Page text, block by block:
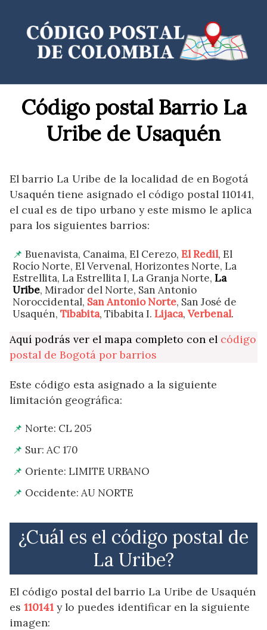
contenido
Código postal Barrio La
Uribe de Usaquén
El barrio La Uribe de la localidad de en Bogotá
Usaquén tiene asignado el código postal 110141,
el cual es de tipo urbano y este mismo le aplica
para los siguientes barrios:
Buenavista, Canaima, El Cerezo, El Redil, El
Rocío Norte, El Vervenal, Horizontes Norte, La
Estrellita, La Estrellita I, La Granja Norte, La
Uribe, Mirador del Norte, San Antonio
Noroccidental, San Antonio Norte, San José de
Usaquén, Tibabita, Tibabita I. Lijaca, Verbenal.
Aquí podrás ver el mapa completo con el código
postal de Bogotá por barrios
Este código esta asignado a la siguiente
limitación geográfica:
Norte: CL 205
Sur: AC 170
Oriente: LIMITE URBANO
Occidente: AU NORTE
¿Cuál es el código postal de
La Uribe?
El código postal del barrio La Uribe de Usaquén
es 110141 y lo puedes identificar en la siguiente
imagen: